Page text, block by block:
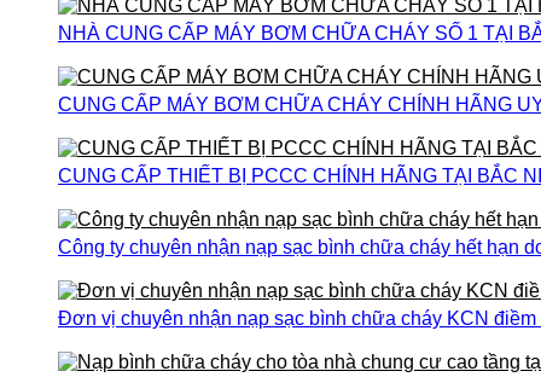
NHÀ CUNG CẤP MÁY BƠM CHỮA CHÁY SỐ 1 TẠI
CUNG CẤP MÁY BƠM CHỮA CHÁY CHÍNH HÃNG
CUNG CẤP THIẾT BỊ PCCC CHÍNH HÃNG TẠI BẮC
Công ty chuyên nhận nạp sạc bình chữa cháy hết hạn
Đơn vị chuyên nhận nạp sạc bình chữa cháy KCN